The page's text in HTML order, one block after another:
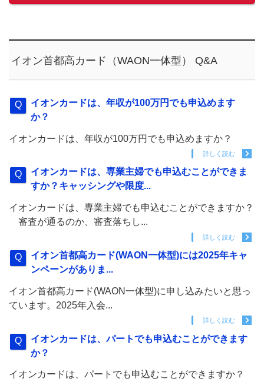
イオン首都高カード（WAON一体型） Q&A
イオンカードは、年収が100万円でも申込めます
か？
イオンカードは、年収が100万円でも申込めますか？
詳しく読む
イオンカードは、専業主婦でも申込むことができま
すか？キャッシングや限度...
イオンカードは、専業主婦でも申込むことができますか？
審査が通るのか、審査落ちし...
詳しく読む
イオン首都高カード(WAON一体型)には2025年キャ
ンペーンがありま...
イオン首都高カード(WAON一体型)に申し込みたいと思っ
ています。2025年入会...
詳しく読む
イオンカードは、パートでも申込むことができます
か？
イオンカードは、パートでも申込むことができますか？